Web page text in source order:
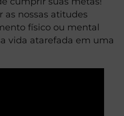
as nossas atitudes
físico ou mental
vida atarefada em uma